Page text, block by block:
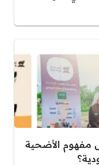
مفهوم الأضحية